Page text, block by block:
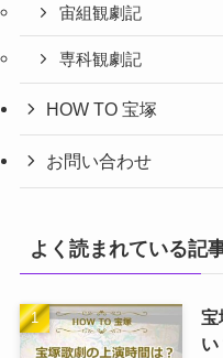
宙組観劇記
専科観劇記
HOW TO 宝塚
お問い合わせ
よく読まれている記
宝
い